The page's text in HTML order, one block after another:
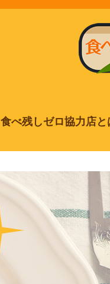
食べ残しゼロ協力店と